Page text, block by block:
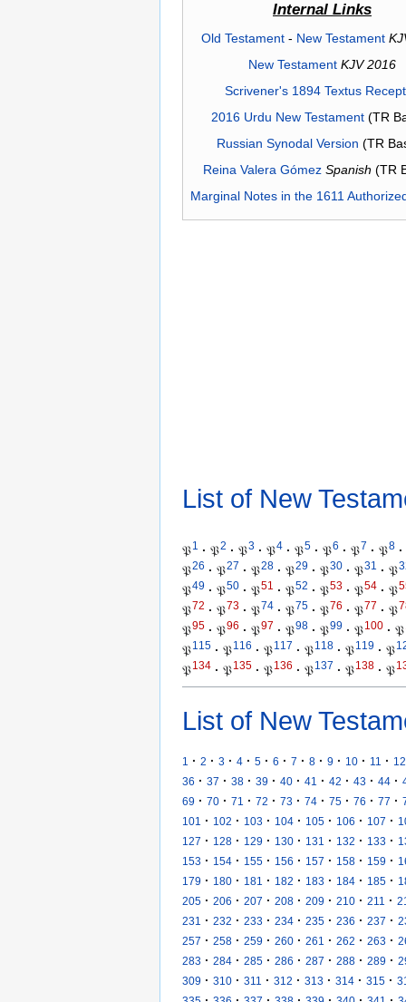
Internal Links
Old Testament- New Testament
New Testament KJV 2016
Scrivener's 1894 Textus
2016 Urdu New Testament(TR
Russian Synodal Version (TR
Reina Valera Gómez Spanish (TR
Marginal Notes in the 1611
List of New
𝔓1 · 𝔓2 · 𝔓3 · 𝔓4 · 𝔓5 · 𝔓6 · 𝔓7 · 𝔓8 ·
𝔓26 · 𝔓27 · 𝔓28 · 𝔓29 · 𝔓30 · 𝔓31 · 𝔓
𝔓49 · 𝔓50 · 𝔓51 · 𝔓52 · 𝔓53 · 𝔓54 · 𝔓
𝔓72 · 𝔓73 · 𝔓74 · 𝔓75 · 𝔓76 · 𝔓77 · 𝔓
𝔓95 · 𝔓96 · 𝔓97 · 𝔓98 · 𝔓99 · 𝔓100 · 𝔓
𝔓115 · 𝔓116 · 𝔓117 · 𝔓118 · 𝔓119 · 𝔓
𝔓134 · 𝔓135 · 𝔓136 · 𝔓137 · 𝔓138 · 𝔓
List of New
1 · 2 · 3 · 4 · 5 · 6 · 7 · 8 · 9 · 10 · 11 · 12
36 · 37 · 38 · 39 · 40 · 41 · 42 · 43 · 44 ·
69 · 70 · 71 · 72 · 73 · 74 · 75 · 76 · 77 ·
101
· 102 · 103 · 104 · 105 · 106 · 107 ·
127 · 128 · 129 · 130 · 131 · 132 · 133 ·
153 · 154 · 155 · 156 · 157 · 158 · 159 ·
179 · 180 · 181 · 182 · 183 · 184 · 185 ·
205 · 206 · 207 · 208 · 209 · 210 · 211 ·
231
· 232 · 233 · 234 · 235 · 236 · 237 ·
257 · 258 · 259 · 260 · 261 · 262 · 263 ·
283 · 284 · 285 · 286 · 287 · 288 · 289 ·
309 · 310 · 311 · 312 · 313 · 314 · 315 ·